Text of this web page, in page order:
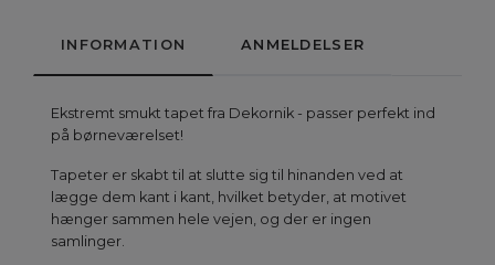
INFORMATION ANMELDELSER
Ekstremt smukt tapet fra Dekornik - passer perfekt ind
på børneværelset!
Tapeter er skabt til at slutte sig til hinanden ved at
lægge dem kant i kant, hvilket betyder, at motivet
hænger sammen hele vejen, og der er ingen
samlinger.